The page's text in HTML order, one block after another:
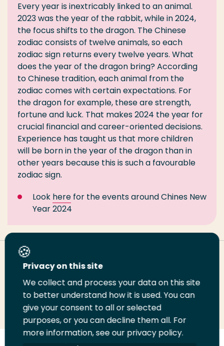
Every year is inextricably linked to an animal.
2023 was the year of the rabbit, while in 2024,
the focus shifts to the dragon. The Chinese
zodiac consists of twelve animals, so each
zodiac sign returns every twelve years. What
does the year of the dragon bring? According
to Chinese tradition, each animal from the
zodiac comes with certain expectations. For
the dragon for example, these are strength,
fortune and luck. That makes 2024 the year for
crucial financial and career-oriented decisions.
Experience has taught us that more children
will be born in the year of the dragon than in
other years because this is such a favourable
zodiac sign.
Look here for the events around Chines New
Year 2024
Deel deze pagina
Deel
LinkedIn
Deel
op
Twitter
Deel
op
Facebook
Email
deze
pagina
Print
deze
pagina
Privacy on this site
We collect and process your data on this site
to better understand how it is used. You can
give your consent to all or selected
purposes, or you can decline them all. For
more information, see our privacy policy.